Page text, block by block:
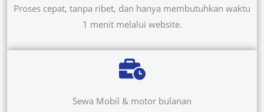
Proses cepat, tanpa ribet, dan hanya membutuhkan waktu
1 menit melalui website.
Sewa Mobil & motor bulanan